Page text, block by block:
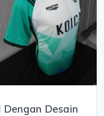
Dengan Desain